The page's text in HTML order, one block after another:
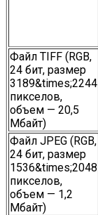
Файл TIFF (RGB,
24 бит, размер
3189&times;2244
пикселов,
объем — 20,5
Мбайт)
Файл JPEG (RGB,
24 бит, размер
1536&times;2048
пикселов,
объем — 1,2
Мбайт)